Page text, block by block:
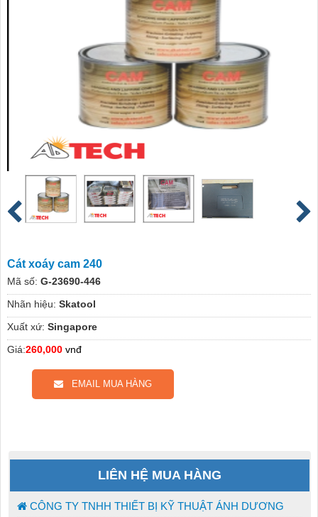
Cát xoáy cam 240
Mã số: G-23690-446
Nhãn hiệu: Skatool
Xuất xứ: Singapore
Giá:260,000 vnđ
EMAIL MUA HÀNG
LIÊN HỆ MUA HÀNG
CÔNG TY TNHH THIẾT BỊ KỸ THUẬT ÁNH DƯƠNG